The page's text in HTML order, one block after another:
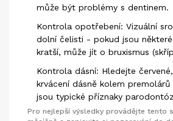
může být problémy s dentinem.
Kontrola opotřebení: Vizuální
dolní čelisti - pokud jsou
kratší, může jít o bruxismus
Kontrola dásní: Hledejte
krvácení dásně kolem
jsou typické příznaky
Pro nejlepší výsledky provádějte tento